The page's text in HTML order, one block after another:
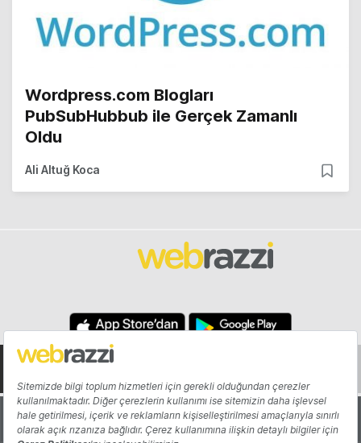
Wordpress.com Blogları
PubSubHubbub ile Gerçek Zamanlı
Oldu
Ali Altuğ Koca
Hakkında Yazarlar